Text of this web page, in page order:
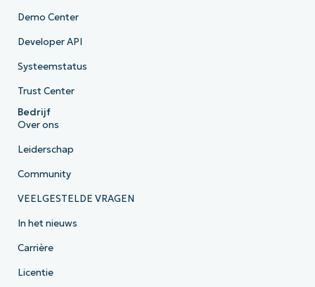
Demo Center
Developer API
Systeemstatus
Trust Center
Bedrijf
Over ons
Leiderschap
Community
VEELGESTELDE VRAGEN
In het nieuws
Carrière
Licentie